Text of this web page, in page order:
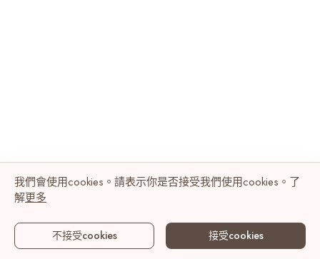
我們會使用cookies。請表示你是否接受我們使用cookies。了
解更多
不接受cookies 接受cookies